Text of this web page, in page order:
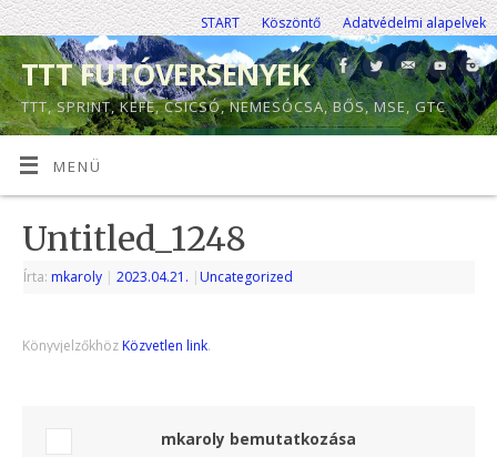
START Köszöntő Adatvédelmi alapelvek
TTT FUTÓVERSENYEK
TTT, SPRINT, KEFE, CSICSÓ, NEMESÓCSA, BŐS, MSE, GTC
MENÜ
Untitled_1248
Írta: mkaroly | 2023.04.21. | Uncategorized
Könyvjelzőkhöz Közvetlen link.
mkaroly bemutatkozása